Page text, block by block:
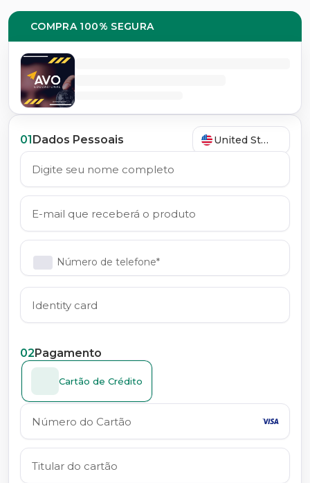
01Dados Pessoais United States
Número de telefone*
02Pagamento
Cartão de Crédito
COMPRA 100% SEGURA